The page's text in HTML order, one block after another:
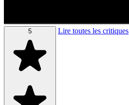
5 Lire toutes les critiques